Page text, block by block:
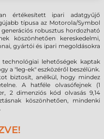
értékesített ipari adatgyűjő
típusa az Motorola/Symbol
robusztus hordozható
köszönhetően kereskedelmi,
gyártói és ipari megoldásokra
lehetőségek kaptak
a "leg-ek" eszközéről beszélünk.
biztosít, anélkül, hogy mindez
A hatféle olvasófejnek (1
2 dimenziós kód olvasás 9,14
köszönhetően, mindenki